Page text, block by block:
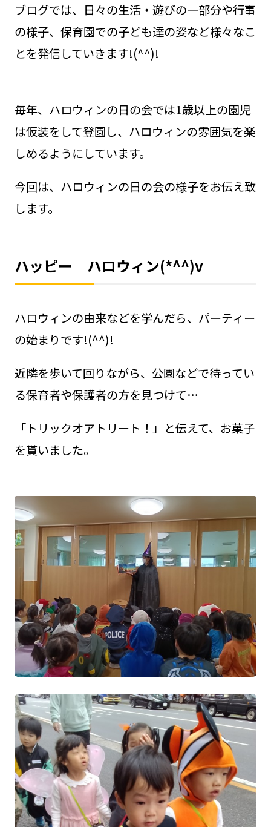
ブログでは、日々の生活・遊びの一部分や行事
の様子、保育園での子ども達の姿など様々なこ
とを発信していきます!(^^)!
毎年、ハロウィンの日の会では1歳以上の園児
は仮装をして登園し、ハロウィンの雰囲気を楽
しめるようにしています。
今回は、ハロウィンの日の会の様子をお伝え致
します。
ハッピー ハロウィン(*^^)v
ハロウィンの由来などを学んだら、パーティー
の始まりです!(^^)!
近隣を歩いて回りながら、公園などで待ってい
る保育者や保護者の方を見つけて…
「トリックオアトリート！」と伝えて、お菓子
を貰いました。